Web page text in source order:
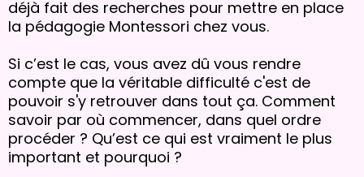
déjà fait des recherches pour mettre en place
la pédagogie Montessori chez vous.
Si c’est le cas, vous avez dû vous rendre
compte que la véritable difficulté c'est de
pouvoir s'y retrouver dans tout ça. Comment
savoir par où commencer, dans quel ordre
procéder ? Qu’est ce qui est vraiment le plus
important et pourquoi ?